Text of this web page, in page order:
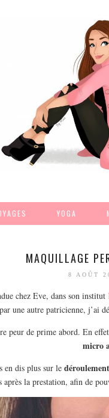
YOGA
MAQUILLAGE
8 AOÛT
chez Eve, dans son institut
une autre patricienne, j’ai
peur de prime abord. En
micro
en dis plus sur le
après la prestation, afin de